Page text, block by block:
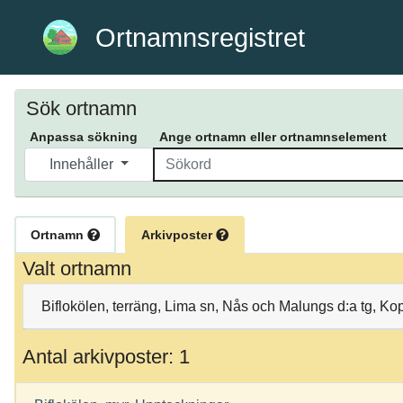
Ortnamnsregistret
Sök ortnamn
Anpassa sökning Ange ortnamn eller ortnamnselement
Innehåller
Ortnamn Arkivposter
Valt ortnamn
Biflokölen, terräng, Lima sn, Nås och Malungs d:a tg,
Antal arkivposter: 1